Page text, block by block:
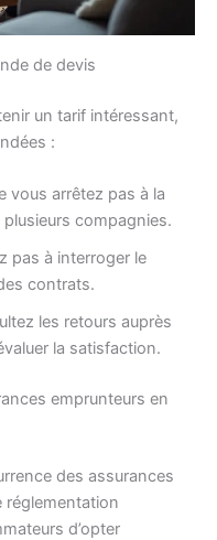
de devis
un tarif intéressant,
:
vous arrêtez pas à la
compagnies.
pas à interroger le
contrats.
les retours auprès
la satisfaction.
emprunteurs en
des assurances
réglementation
d’opter